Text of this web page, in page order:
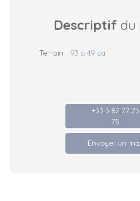
Descriptif du
Terrain : 93 a 49 ca
+33 3 82 22 23
75
Envoyer un